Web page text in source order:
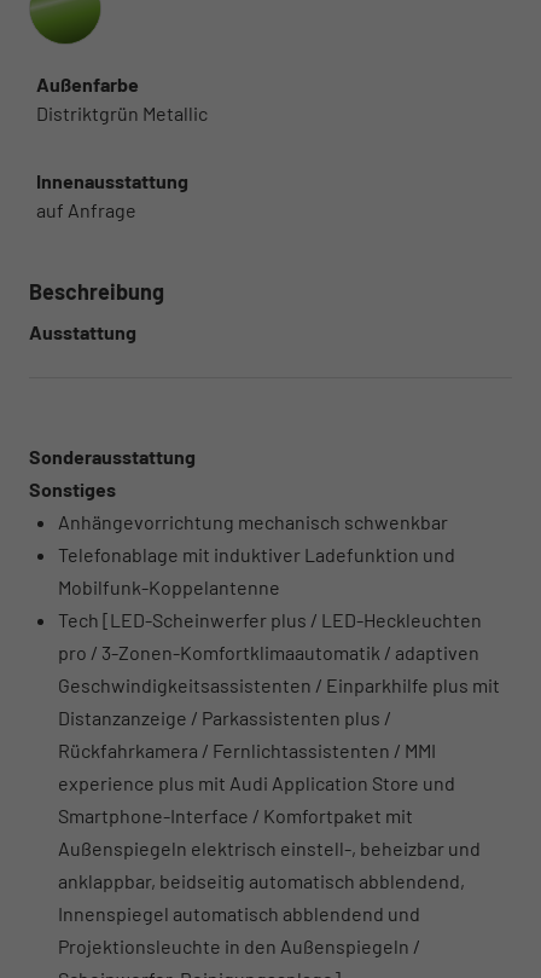
Außenfarbe
Distriktgrün Metallic
Innenausstattung
auf Anfrage
Beschreibung
Ausstattung
Sonderausstattung
Sonstiges
Anhängevorrichtung mechanisch schwenkbar
Telefonablage mit induktiver Ladefunktion und
Mobilfunk-Koppelantenne
Tech [LED-Scheinwerfer plus / LED-Heckleuchten
pro / 3-Zonen-Komfortklimaautomatik / adaptiven
Geschwindigkeitsassistenten / Einparkhilfe plus mit
Distanzanzeige / Parkassistenten plus /
Rückfahrkamera / Fernlichtassistenten / MMI
experience plus mit Audi Application Store und
Smartphone-Interface / Komfortpaket mit
Außenspiegeln elektrisch einstell-, beheizbar und
anklappbar, beidseitig automatisch abblendend,
Innenspiegel automatisch abblendend und
Projektionsleuchte in den Außenspiegeln /